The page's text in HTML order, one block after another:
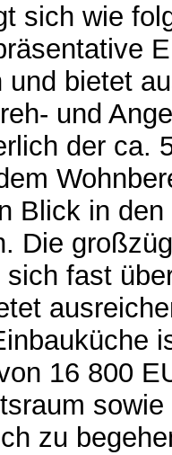
sich wie
und bietet
und
der ca.
Blick in
Die
fast
16 800
zu